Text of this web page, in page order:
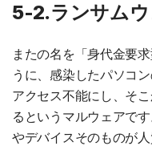
5-2.ランサム
またの名を「身代金要
うに、感染したパソコ
アクセス不能にし、そ
るというマルウェアで
やデバイスそのものが